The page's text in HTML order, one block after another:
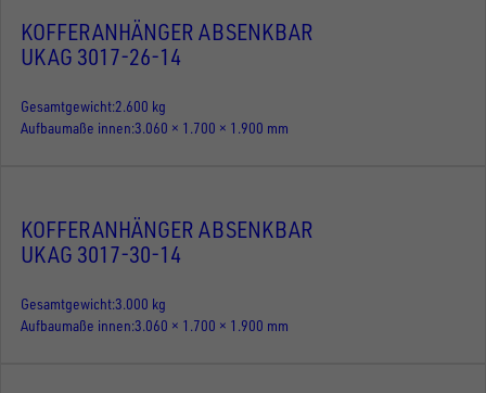
KOFFERANHÄNGER ABSENKBAR
UKAG 3017-26-14
Gesamtgewicht 2.600 kg
Aufbaumaße innen 3.060 × 1.700 × 1.900 mm
KOFFERANHÄNGER ABSENKBAR
UKAG 3017-30-14
Gesamtgewicht3.000 kg
Aufbaumaße innen 3.060 × 1.700 × 1.900 mm